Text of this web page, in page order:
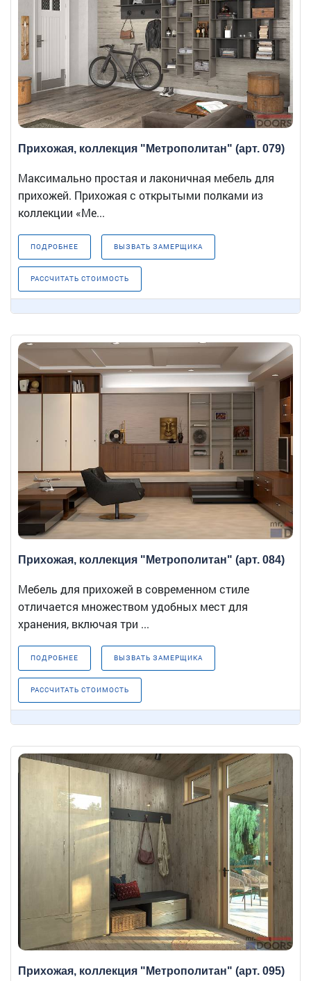
Прихожая, коллекция "Метрополитан" (арт. 079)
Максимально простая и лаконичная мебель для
прихожей. Прихожая с открытыми полками из
коллекции «Ме...
ПОДРОБНЕЕ ВЫЗВАТЬ ЗАМЕРЩИКА
РАССЧИТАТЬ СТОИМОСТЬ
Прихожая, коллекция "Метрополитан" (арт. 084)
Мебель для прихожей в современном стиле
отличается множеством удобных мест для
хранения, включая три ...
ПОДРОБНЕЕ ВЫЗВАТЬ ЗАМЕРЩИКА
РАССЧИТАТЬ СТОИМОСТЬ
Прихожая, коллекция "Метрополитан" (арт. 095)